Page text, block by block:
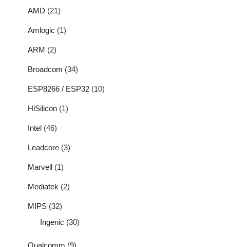
AMD (21)
Amlogic (1)
ARM (2)
Broadcom (34)
ESP8266 / ESP32 (10)
HiSilicon (1)
Intel (46)
Leadcore (3)
Marvell (1)
Mediatek (2)
MIPS (32)
Ingenic (30)
Qualcomm (9)